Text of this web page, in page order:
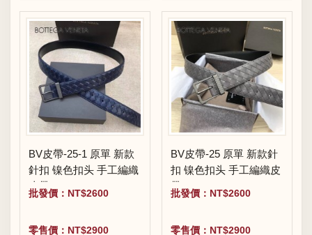
BV皮帶-25-1 原單 新款
針扣 镍色扣头 手工編織
皮帶
批發價：NT$2600
零售價：NT$2900
BV皮帶-25 原單 新款針
扣 镍色扣头 手工編織皮
帶
批發價：NT$2600
零售價：NT$2900